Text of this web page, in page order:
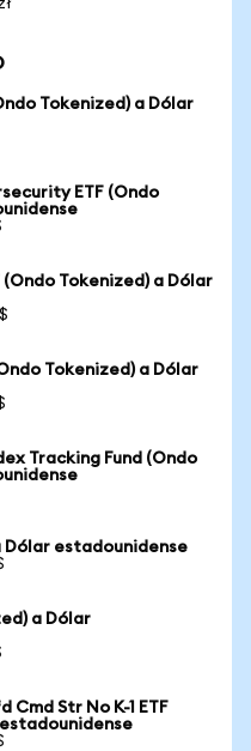
Tokenized) a Dólar
ETF (Ondo
Tokenized) a Dólar
Tokenized) a Dólar
Tracking Fund (Ondo
Dólar estadounidense
a Dólar
Cmd Str No K-1 ETF